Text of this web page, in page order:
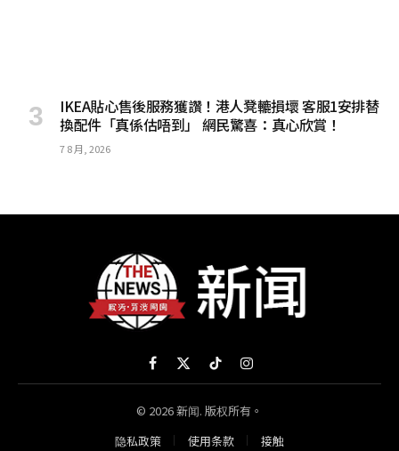
IKEA貼心售後服務獲讚！港人凳轆損壞 客服1安排替
換配件「真係估唔到」 網民驚喜：真心欣賞！
7 8 月, 2026
Facebook
X
(Twitter)
TikTokInstagram
© 2026 新闻. 版权所有。
隐私政策
使用条款 接触